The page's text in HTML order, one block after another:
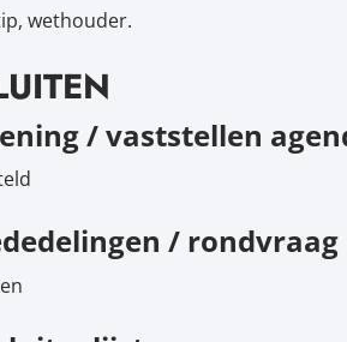
wethouder.
/ vaststellen
/ rondvraag